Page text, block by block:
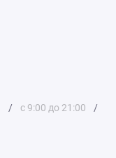
/ с 9:00 до 21:00
/